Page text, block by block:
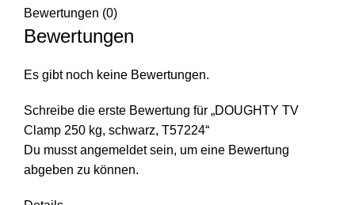
Bewertungen (0)
Bewertungen
Es gibt noch keine Bewertungen.
Schreibe die erste Bewertung für „DOUGHTY TV
Clamp 250 kg, schwarz, T57224“
Du musstangemeldetsein, um eine Bewertung
abgeben zu können.